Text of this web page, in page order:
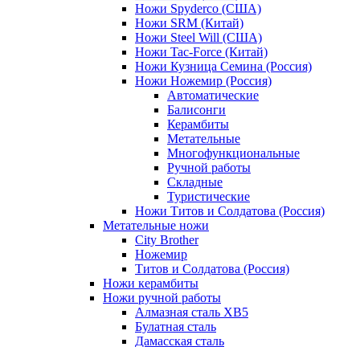
Ножи Spyderco (США)
Ножи SRM (Китай)
Ножи Steel Will (США)
Ножи Tac-Force (Китай)
Ножи Кузница Семина (Россия)
Ножи Ножемир (Россия)
Автоматические
Балисонги
Керамбиты
Метательные
Многофункциональные
Ручной работы
Складные
Туристические
Ножи Титов и Солдатова (Россия)
Метательные ножи
City Brother
Ножемир
Титов и Солдатова (Россия)
Ножи керамбиты
Ножи ручной работы
Алмазная сталь ХВ5
Булатная сталь
Дамасская сталь